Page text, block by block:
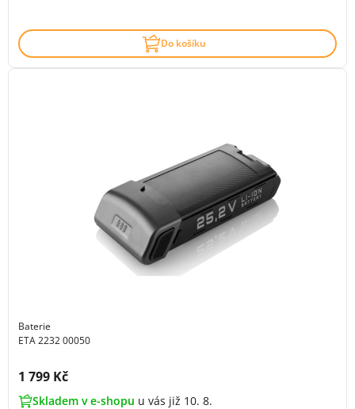
Do košíku
Baterie
ETA 2232 00050
Cena s DPH:
1 799 Kč
Skladem v e-shopu u vás již 10. 8.